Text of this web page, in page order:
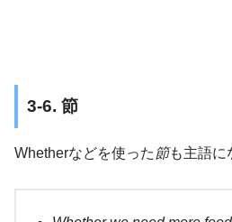
3-6. 節
Whetherなどを使った 節も主語に